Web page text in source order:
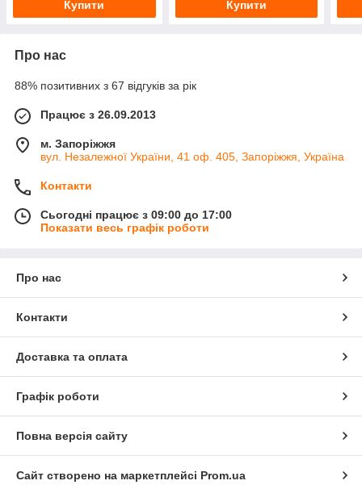
Купити Купити
Про нас
88% позитивних з 67 відгуків за рік
Працює з 26.09.2013
м. Запоріжжя
вул. Незалежної України, 41 оф. 405, Запоріжжя, Україна
Контакти
Сьогодні працює з 09:00 до 17:00
Показати весь графік роботи
Про нас
Контакти
Доставка та оплата
Графік роботи
Повна версія сайту
Сайт створено на маркетплейсі Prom.ua